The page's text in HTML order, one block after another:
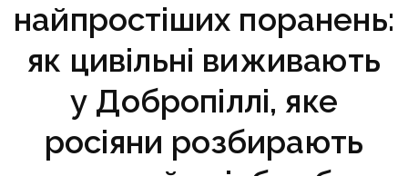
найпростіших поранень:
як цивільні виживають
у Добропіллі, яке
росіяни розбирають